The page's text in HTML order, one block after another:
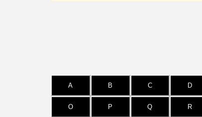
A B C D
O P Q R